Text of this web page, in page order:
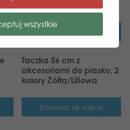
Taczka 56 cm z
akcesoriami do piasku, 2
kolory Żółta/Liliowa
Dowiedz się więcej
wszystkie